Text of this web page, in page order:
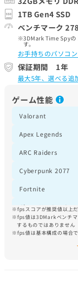
1TB Gen4 SSD
ベンチマーク
3DMark Time Spyの
す。
お手持ちのパソコ
保証期間 1年
最大5年、選べる追
ゲーム性能
Valorant
Apex Legends
ARC Raiders
Cyberpunk 2077
Fortnite
グランド・セフト・
Escape from Tarkov
Monster Hunter
fpsスコアが推奨値以上
fps値は3DMarkベンチ
するものではありません
fps値は基本構成の場合